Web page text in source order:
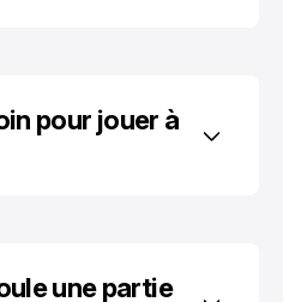
pour jouer à
une partie